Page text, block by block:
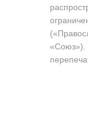
«Союз»).